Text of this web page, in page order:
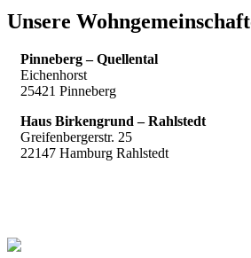
Unsere
Pinneberg – Quellental
Eichenhorst
25421 Pinneberg
Haus Birkengrund – Rahlstedt
Greifenbergerstr. 25
22147 Hamburg Rahlstedt